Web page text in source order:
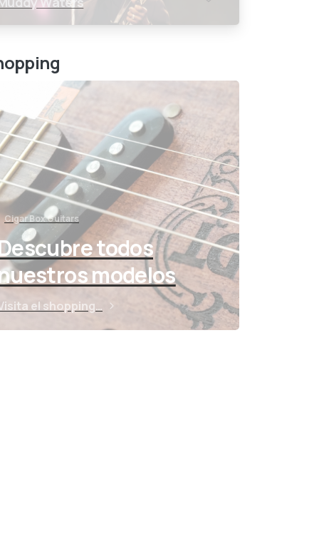
Cigar Box Guitars
todos
modelos
el shopping…